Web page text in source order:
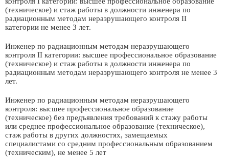
(техническое) и стаж работы в должности инженера по
радиационным методам неразрушающего контроля II
категории не менее 3 лет.
Инженер по радиационным методам неразрушающего
контроля II категории: высшее профессиональное образование
(техническое) и стаж работы в должности инженера по
радиационным методам неразрушающего контроля не менее 3
лет.
Инженер по радиационным методам неразрушающего
контроля: высшее профессиональное образование
(техническое) без предъявления требований к стажу работы
или среднее профессиональное образование (техническое),
стаж работы в других должностях, замещаемых
специалистами со средним профессиональным образованием
(техническим), не менее 5 лет